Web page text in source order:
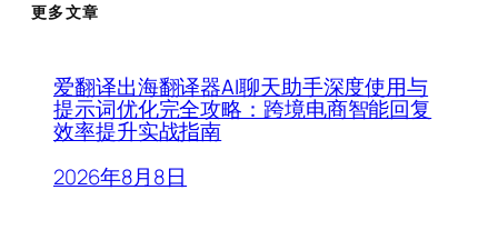
更多文章
爱翻译出海翻译器AI聊天助手深度使用与
提示词优化完全攻略：跨境电商智能回复
效率提升实战指南
2026年8月8日